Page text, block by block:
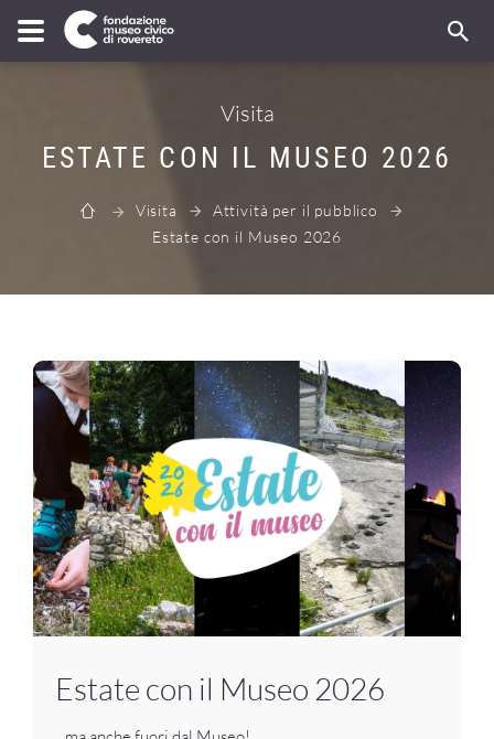
Visita
ESTATE CON IL MUSEO 2026
Visita
Attività per il pubblico
Estate con il Museo 2026
Estate con il Museo 2026